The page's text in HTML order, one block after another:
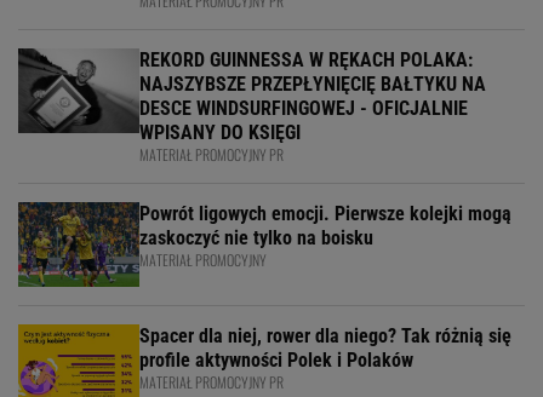
REKORD GUINNESSA W RĘKACH POLAKA:
NAJSZYBSZE PRZEPŁYNIĘCIĘ BAŁTYKU NA
DESCE WINDSURFINGOWEJ - OFICJALNIE
WPISANY DO KSIĘGI
MATERIAŁ PROMOCYJNY PR
Powrót ligowych emocji. Pierwsze kolejki mogą
zaskoczyć nie tylko na boisku
MATERIAŁ PROMOCYJNY
Spacer dla niej, rower dla niego? Tak różnią się
profile aktywności Polek i Polaków
MATERIAŁ PROMOCYJNY PR